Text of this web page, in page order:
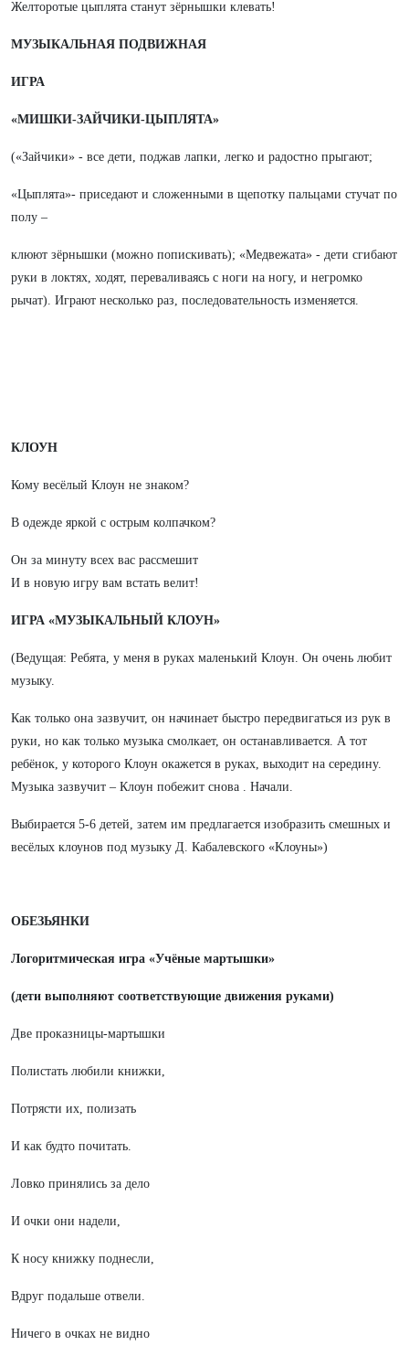
Желторотые цыплята станут зёрнышки клевать!
МУЗЫКАЛЬНАЯ ПОДВИЖНАЯ
ИГРА
«МИШКИ-ЗАЙЧИКИ-ЦЫПЛЯТА»
(«Зайчики» - все дети, поджав лапки, легко и радостно прыгают;
«Цыплята»- приседают и сложенными в щепотку пальцами стучат по
полу –
клюют зёрнышки (можно попискивать); «Медвежата» - дети сгибают
руки в локтях, ходят, переваливаясь с ноги на ногу, и негромко
рычат). Играют несколько раз, последовательность изменяется.
КЛОУН
Кому весёлый Клоун не знаком?
В одежде яркой с острым колпачком?
Он за минуту всех вас рассмешит
И в новую игру вам встать велит!
ИГРА «МУЗЫКАЛЬНЫЙ КЛОУН»
(Ведущая: Ребята, у меня в руках маленький Клоун. Он очень любит
музыку.
Как только она зазвучит, он начинает быстро передвигаться из рук в
руки, но как только музыка смолкает, он останавливается. А тот
ребёнок, у которого Клоун окажется в руках, выходит на середину.
Музыка зазвучит – Клоун побежит снова . Начали.
Выбирается 5-6 детей, затем им предлагается изобразить смешных и
весёлых клоунов под музыку Д. Кабалевского «Клоуны»)
ОБЕЗЬЯНКИ
Логоритмическая игра «Учёные мартышки»
(дети выполняют соответствующие движения руками)
Две проказницы-мартышки
Полистать любили книжки,
Потрясти их, полизать
И как будто почитать.
Ловко принялись за дело
И очки они надели,
К носу книжку поднесли,
Вдруг подальше отвели.
Ничего в очках не видно